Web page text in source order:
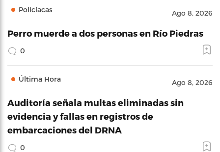
Policíacas Ago 8, 2026
Perro muerde a dos personas en Río Piedras
0
Última Hora Ago 8, 2026
Auditoría señala multas eliminadas sin
evidencia y fallas en registros de
embarcaciones del DRNA
0